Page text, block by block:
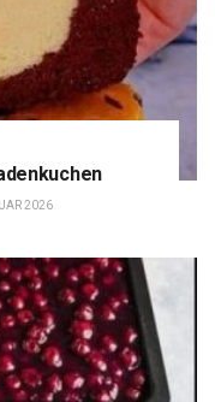
2026